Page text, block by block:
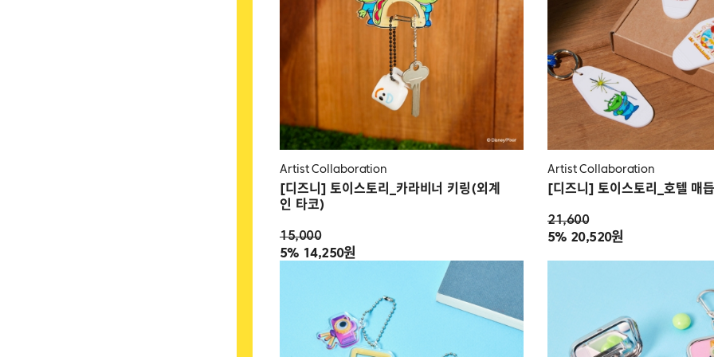
Artist Collaboration
[디즈니] 토이스토리_카라비너 키링(외계
인 타코)
15,000
5% 14,250원
Artist Collaboration
[디즈니] 토이스토리_호텔 매
21,600
5% 20,520원